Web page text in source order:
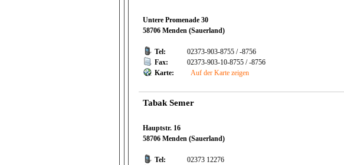
Untere Promenade 30
58706 Menden (Sauerland)
Tel:
02373-903-8755 / -8756
Fax:
02373-903-10-8755 / -8756
Karte:
Auf der Karte zeigen
Tabak Semer
Hauptstr. 16
58706 Menden (Sauerland)
Tel:
02373 12276